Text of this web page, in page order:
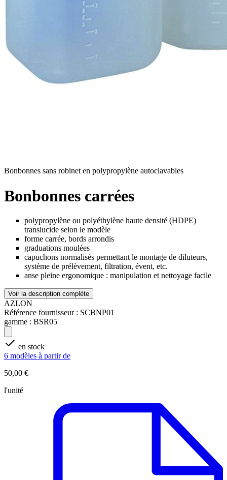
Bonbonnes sans robinet en polypropylène autoclavables
Bonbonnes carrées
polypropylène ou polyéthylène haute densité (HDPE)
translucide selon le modèle
forme carrée, bords arrondis
graduations moulées
capuchons normalisés permettant le montage de diluteurs,
système de prélèvement, filtration, évent, etc.
anse pleine ergonomique : manipulation et nettoyage facile
Voir la description complète
AZLON
Référence fournisseur : SCBNP01
gamme : BSR05
en stock
6 modèles à partir de
50,00 €
l'unité